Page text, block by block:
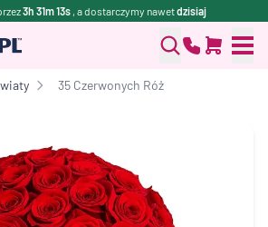
3h 31m 13s , a dostarczymy nawetdzisiaj
35 Czerwonych Róż